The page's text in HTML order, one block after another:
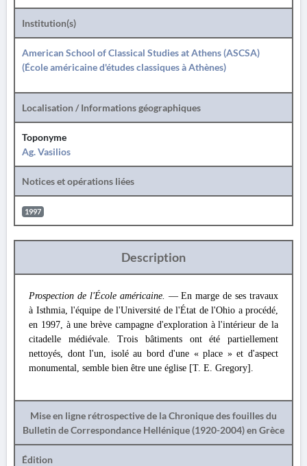
Institution(s)
American School of Classical Studies at Athens (ASCSA)
(École américaine d'études classiques à Athènes)
Localisation / Informations géographiques
Toponyme
Ag. Vasilios
Notices et opérations liées
1997
Description
Prospection de l'École américaine. — En marge de ses travaux
à Isthmia, l'équipe de l'Université de l'État de l'Ohio a procédé,
en 1997, à une brève campagne d'exploration à l'intérieur de la
citadelle médiévale. Trois bâtiments ont été partiellement
nettoyés, dont l'un, isolé au bord d'une « place » et d'aspect
monumental, semble bien être une église [T. E. Gregory].
Mise en ligne rétrospective de la Chronique des fouilles du
Bulletin de Correspondance Hellénique (1920-2004) en Grèce
Édition